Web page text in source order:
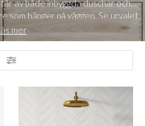
av både inbyggda duschar och
som hänger på väggen. Se urvalet
få en inblick i alla våra smarta
kategori, så att du kan skapa
du drömmer om i ditt badrum.
det finns enstaka uppdateringar i
mer